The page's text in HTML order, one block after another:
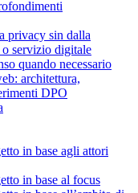
privacy sin dalla
servizio digitale
quando necessario
architettura,
DPO
in base agli attori
in base al focus